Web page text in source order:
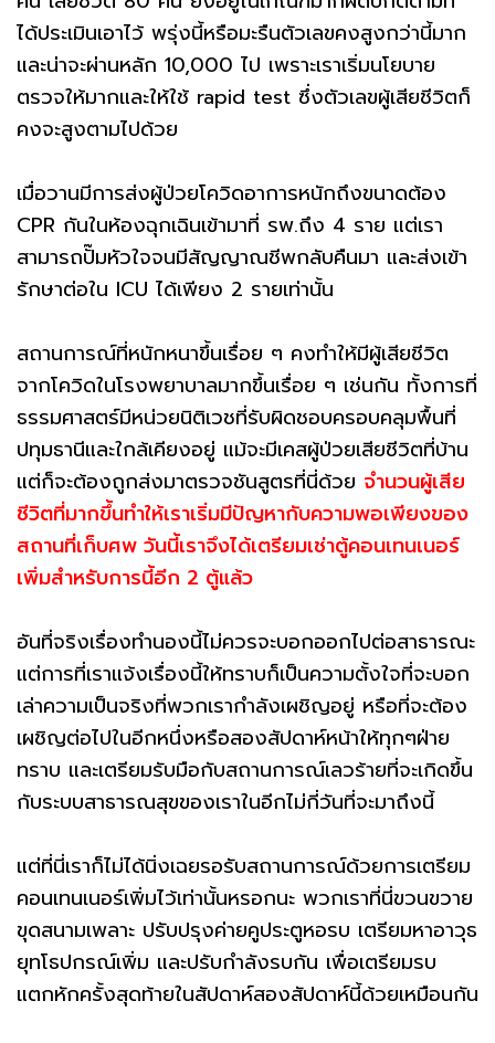
ได้ประเมินเอาไว้ พรุ่งนี้หรือมะรืนตัวเลขคงสูงกว่านี้มาก
และน่าจะผ่านหลัก 10,000 ไป เพราะเราเริ่มนโยบาย
ตรวจให้มากและให้ใช้ rapid test ซึ่งตัวเลขผู้เสียชีวิตก็
คงจะสูงตามไปด้วย
เมื่อวานมีการส่งผู้ป่วยโควิดอาการหนักถึงขนาดต้อง
CPR กันในห้องฉุกเฉินเข้ามาที่ รพ.ถึง 4 ราย แต่เรา
สามารถปั๊มหัวใจจนมีสัญญาณชีพกลับคืนมา และส่งเข้า
รักษาต่อใน ICU ได้เพียง 2 รายเท่านั้น
สถานการณ์ที่หนักหนาขึ้นเรื่อย ๆ คงทำให้มีผู้เสียชีวิต
จากโควิดในโรงพยาบาลมากขึ้นเรื่อย ๆ เช่นกัน ทั้งการที่
ธรรมศาสตร์มีหน่วยนิติเวชที่รับผิดชอบครอบคลุมพื้นที่
ปทุมธานีและใกล้เคียงอยู่ แม้จะมีเคสผู้ป่วยเสียชีวิตที่บ้าน
แต่ก็จะต้องถูกส่งมาตรวจชันสูตรที่นี่ด้วย จำนวนผู้เสีย
ชีวิตที่มากขึ้นทำให้เราเริ่มมีปัญหากับความพอเพียงของ
สถานที่เก็บศพ วันนี้เราจึงได้เตรียมเช่าตู้คอนเทนเนอร์
เพิ่มสำหรับการนี้อีก 2 ตู้แล้ว
อันที่จริงเรื่องทำนองนี้ไม่ควรจะบอกออกไปต่อสาธารณะ
แต่การที่เราแจ้งเรื่องนี้ให้ทราบก็เป็นความตั้งใจที่จะบอก
เล่าความเป็นจริงที่พวกเรากำลังเผชิญอยู่ หรือที่จะต้อง
เผชิญต่อไปในอีกหนึ่งหรือสองสัปดาห์หน้าให้ทุกๆฝ่าย
ทราบ และเตรียมรับมือกับสถานการณ์เลวร้ายที่จะเกิดขึ้น
กับระบบสาธารณสุขของเราในอีกไม่กี่วันที่จะมาถึงนี้
แต่ที่นี่เราก็ไม่ได้นิ่งเฉยรอรับสถานการณ์ด้วยการเตรียม
คอนเทนเนอร์เพิ่มไว้เท่านั้นหรอกนะ พวกเราที่นี่ขวนขวาย
ขุดสนามเพลาะ ปรับปรุงค่ายคูประตูหอรบ เตรียมหาอาวุธ
ยุทโธปกรณ์เพิ่ม และปรับกำลังรบกัน เพื่อเตรียมรบ
แตกหักครั้งสุดท้ายในสัปดาห์สองสัปดาห์นี้ด้วยเหมือนกัน